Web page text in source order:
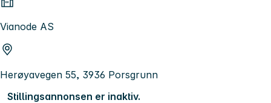
Vianode AS
Herøyavegen 55, 3936 Porsgrunn
Stillingsannonsen er inaktiv.